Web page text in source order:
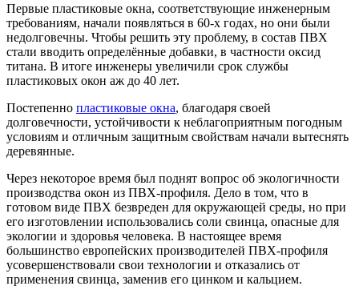
Первые пластиковые окна, соответствующие инженерным
требованиям, начали появляться в 60-х годах, но они были
недолговечны. Чтобы решить эту проблему, в состав ПВХ
стали вводить определённые добавки, в частности оксид
титана. В итоге инженеры увеличили срок службы
пластиковых окон аж до 40 лет.
Постепенно пластиковые окна, благодаря своей
долговечности, устойчивости к неблагоприятным погодным
условиям и отличным защитным свойствам начали вытеснять
деревянные.
Через некоторое время был поднят вопрос об экологичности
производства окон из ПВХ-профиля. Дело в том, что в
готовом виде ПВХ безвреден для окружающей среды, но при
его изготовлении использовались соли свинца, опасные для
экологии и здоровья человека. В настоящее время
большинство европейских производителей ПВХ-профиля
усовершенствовали свои технологии и отказались от
применения свинца, заменив его цинком и кальцием.